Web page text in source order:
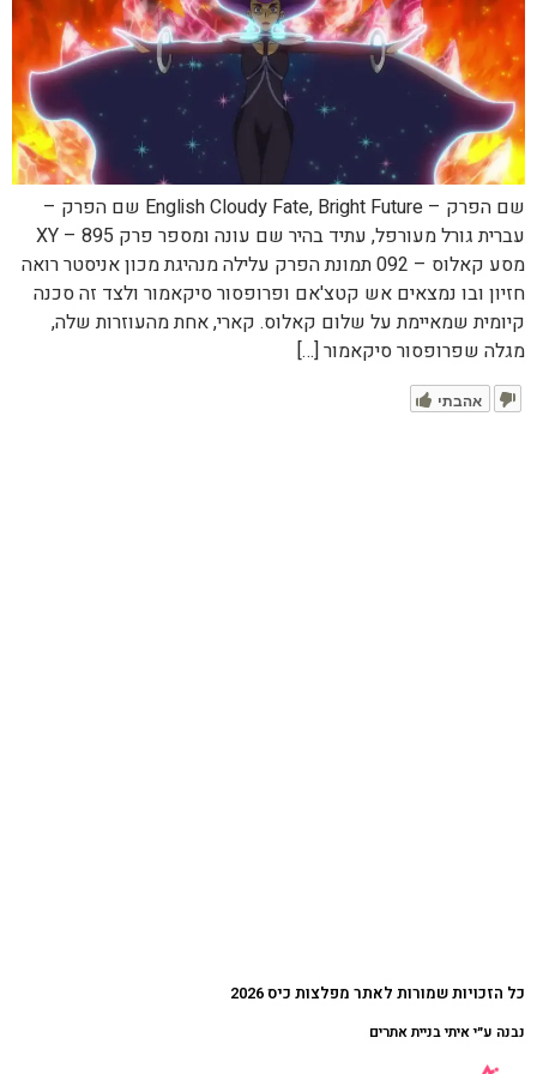
שם הפרק – English Cloudy Fate, Bright Future שם הפרק –
עברית גורל מעורפל, עתיד בהיר שם עונה ומספר פרק XY – 895
מסע קאלוס – 092 תמונת הפרק עלילה מנהיגת מכון אניסטר רואה
חזיון ובו נמצאים אש קטצ'אם ופרופסור סיקאמור ולצד זה סכנה
קיומית שמאיימת על שלום קאלוס. קארי, אחת מהעוזרות שלה,
מגלה שפרופסור סיקאמור […]
אהבתי
כל הזכויות שמורות לאתר מפלצות כיס 2026
נבנה ע״י איתי בניית אתרים